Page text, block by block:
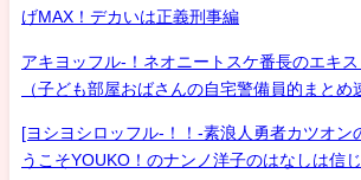
げMAX！デカいは正義刑事編
アキヨッフル-！ネオニートスケ番長のエキス
（子ども部屋おばさんの自宅警備員的まとめ
[ヨシヨシロッフル-！！-素浪人勇者カツオン
うこそYOUKO！のナンノ洋子のはなしは信